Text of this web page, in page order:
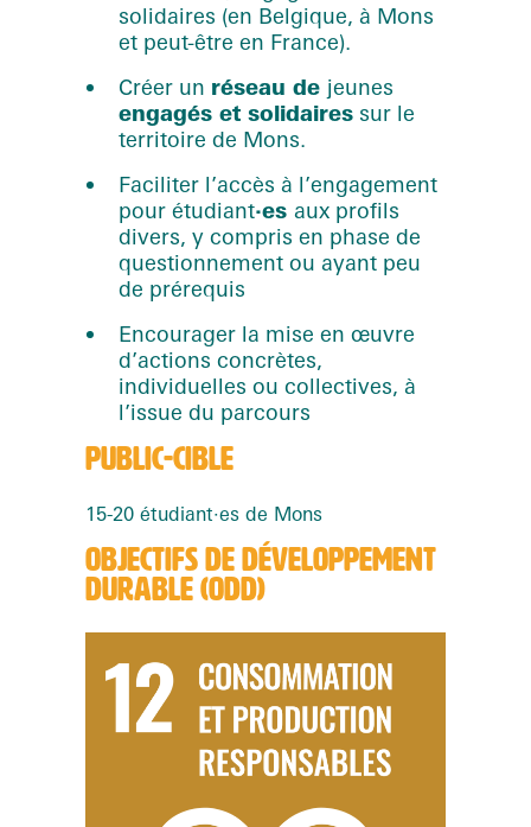
solidaires (en Belgique, à Mons
et peut-être en France).
Créer un réseau de jeunes
engagés et solidaires sur le
territoire de Mons.
Faciliter l’accès à l’engagement
pour étudiant·es aux profils
divers, y compris en phase de
questionnement ou ayant peu
de prérequis
Encourager la mise en œuvre
d’actions concrètes,
individuelles ou collectives, à
l’issue du parcours
PUBLIC-CIBLE
15-20 étudiant·es de Mons
OBJECTIFS DE DÉVELOPPEMENT
DURABLE (ODD)